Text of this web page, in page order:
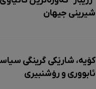
شیرینی جیهان
کۆیە، شارێکی گرینگی
ئابووری و رۆشنبیری